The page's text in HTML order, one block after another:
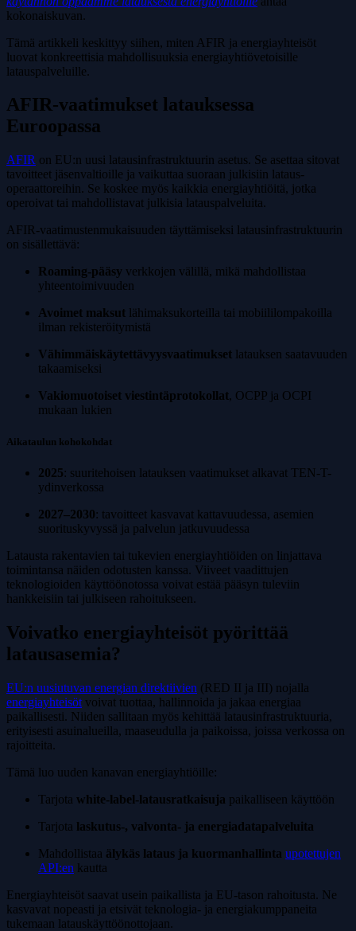
kokonaiskuvan.
Tämä artikkeli keskittyy siihen, miten AFIR ja energiayhteisöt
luovat konkreettisia mahdollisuuksia energiayhtiövetoisille
latauspalveluille.
AFIR-vaatimukset latauksessa
Euroopassa
AFIR on EU:n uusi latausinfrastruktuurin asetus. Se asettaa sitovat
tavoitteet jäsenvaltioille ja vaikuttaa suoraan julkisiin lataus­
operaattoreihin. Se koskee myös kaikkia energiayhtiöitä, jotka
operoivat tai mahdollistavat julkisia latauspalveluita.
AFIR-vaatimustenmukaisuuden täyttämiseksi latausinfrastruktuurin
on sisällettävä:
Roaming-pääsy verkkojen välillä, mikä mahdollistaa
yhteentoimivuuden
Avoimet maksut lähimaksukorteilla tai mobiililompakoilla
ilman rekisteröitymistä
Vähimmäiskäytettävyysvaatimukset latauksen saatavuuden
takaamiseksi
Vakiomuotoiset viestintäprotokollat, OCPP ja OCPI
mukaan lukien
Aikataulun kohokohdat
2025: suuritehoisen latauksen vaatimukset alkavat TEN-T-
ydinverkossa
2027–2030: tavoitteet kasvavat kattavuudessa, asemien
suorituskyvyssä ja palvelun jatkuvuudessa
Latausta rakentavien tai tukevien energiayhtiöiden on linjattava
toimintansa näiden odotusten kanssa. Viiveet vaadittujen
teknologioiden käyttöönotossa voivat estää pääsyn tuleviin
hankkeisiin tai julkiseen rahoitukseen.
Voivatko energiayhteisöt pyörittää
latausasemia?
EU:n uusiutuvan energian direktiivien (RED II ja III) nojalla
energiayhteisöt voivat tuottaa, hallinnoida ja jakaa energiaa
paikallisesti. Niiden sallitaan myös kehittää latausinfrastruktuuria,
erityisesti asuinalueilla, maaseudulla ja paikoissa, joissa verkossa on
rajoitteita.
Tämä luo uuden kanavan energiayhtiöille:
Tarjota white-label-latausratkaisuja paikalliseen käyttöön
Tarjota laskutus-, valvonta- ja energiadatapalveluita
Mahdollistaa älykäs lataus ja kuormanhallinta upotettujen
API:en kautta
Energiayhteisöt saavat usein paikallista ja EU-tason rahoitusta. Ne
kasvavat nopeasti ja etsivät teknologia- ja energiakumppaneita
tukemaan lataus­käyttöönottojaan.